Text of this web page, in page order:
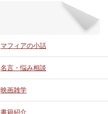
マフィアの小話
名言・悩み相談
映画雑学
書籍紹介